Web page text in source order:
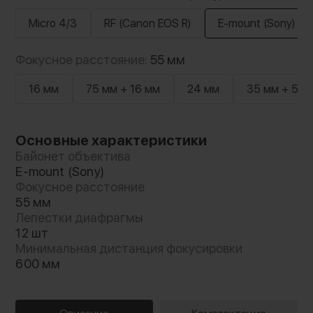
Micro 4/3 RF (Canon EOS R) E-mount (Sony)
Фокусное расстояние: 55 мм
16 мм 75 мм + 16 мм 24 мм 35 мм + 55
Основные характеристики
Байонет объектива
E-mount (Sony)
Фокусное расстояние
55 мм
Лепестки диафрагмы
12 шт
Минимальная дистанция фокусировки
600 мм